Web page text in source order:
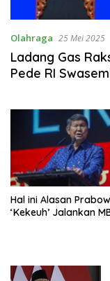
Olahraga 25 Mei 2025
Ladang Gas
Pede RI
Hal ini Alasan
‘Kekeuh’ Jalankan